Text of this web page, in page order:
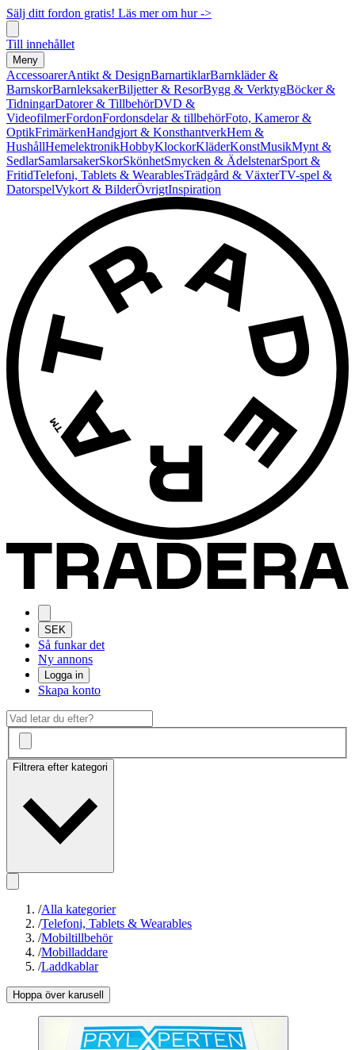
Sälj ditt fordon gratis! Läs mer om hur ->
Till innehållet
Meny
AccessoarerAntikt & DesignBarnartiklarBarnkläder &
BarnskorBarnleksakerBiljetter & ResorBygg & VerktygBöcker &
TidningarDatorer & TillbehörDVD &
VideofilmerFordonFordonsdelar & tillbehörFoto, Kameror &
OptikFrimärkenHandgjort & KonsthantverkHem &
HushållHemelektronikHobbyKlockorKläderKonstMusikMynt &
SedlarSamlarsakerSkorSkönhetSmycken & ÄdelstenarSport &
FritidTelefoni, Tablets & WearablesTrädgård & VäxterTV-spel &
DatorspelVykort & BilderÖvrigtInspiration
SEK
Så funkar det
Ny annons
Logga in
Skapa konto
Filtrera efter kategori
/Alla kategorier
/Telefoni, Tablets & Wearables
/Mobiltillbehör
/Mobilladdare
/Laddkablar
Hoppa över karusell